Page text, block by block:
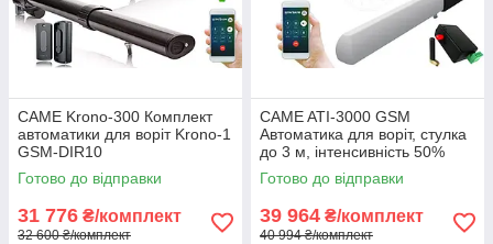
CAME Krono-300 Комплект
автоматики для воріт Krono-1
GSM-DIR10
Готово до відправки
31 776 ₴/комплект
32 600 ₴/комплект
CAME ATI-3000 GSM
Автоматика для воріт, стулка
до 3 м, інтенсивність 50%
Готово до відправки
39 964 ₴/комплект
40 994 ₴/комплект